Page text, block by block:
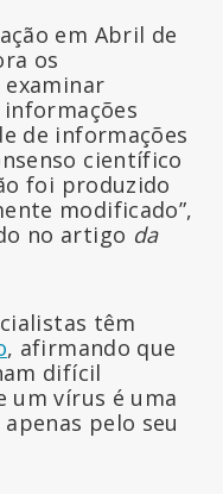
em Abril de
os
de informações
científico
foi produzido
modificado”,
no artigo da
têm
, afirmando que
difícil
um vírus é uma
pelo seu